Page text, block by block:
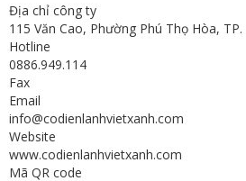
Địa chỉ công ty
115 Văn Cao, Phường Phú Thọ Hòa, TP.
Hotline
0886.949.114
Fax
Email
info@codienlanhvietxanh.com
Website
www.codienlanhvietxanh.com
Mã QR code